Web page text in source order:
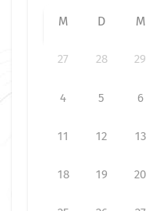
M D M
27 28 29
4 5 6
11 12 13
18 19 20